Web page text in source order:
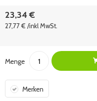
23,34 €
27,77 € /inkl MwSt.
Menge
Merken